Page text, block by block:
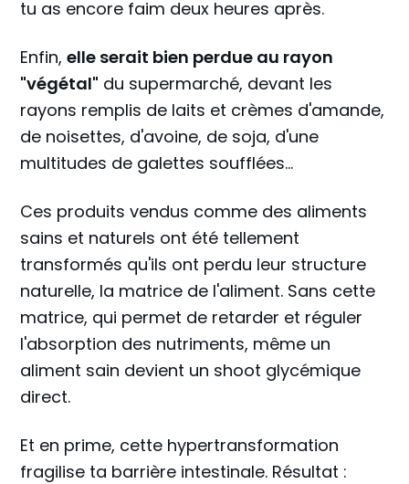
tu as encore faim deux heures après.
Enfin,elle serait bien perdue au rayon
"végétal" du supermarché, devant les
rayons remplis de laits et crèmes d'amande,
de noisettes, d'avoine, de soja, d'une
multitudes de galettes soufflées...
Ces produits vendus comme des aliments
sains et naturels ont été tellement
transformés qu'ils ont perdu leur structure
naturelle, la matrice de l'aliment. Sans cette
matrice, qui permet de retarder et réguler
l'absorption des nutriments, même un
aliment sain devient un shoot glycémique
direct.
Et en prime, cette hypertransformation
fragilise ta barrière intestinale. Résultat :